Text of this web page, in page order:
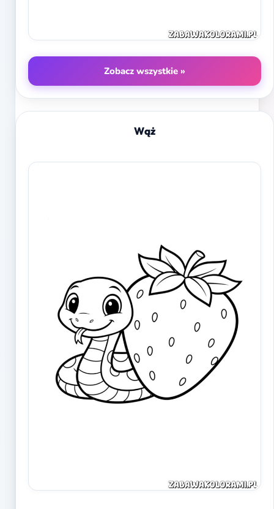
Zobacz wszystkie »
Wąż